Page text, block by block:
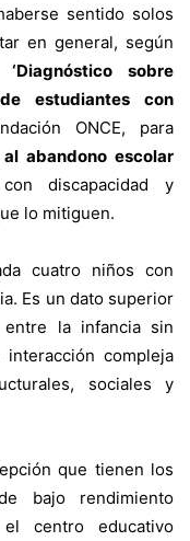
sentido solos
en general, según
‘Diagnóstico sobre
estudiantes con
ONCE, para
abandono escolar
discapacidad y
lo mitiguen.
cuatro niños con
Es un dato superior
la infancia sin
compleja
sociales y
que tienen los
bajo rendimiento
el centro educativo